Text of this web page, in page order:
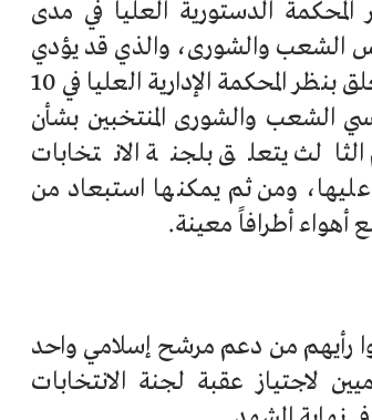
الدستورية العليا في مدى
الشعب والشورى، والذي قد يؤدي
لحل المجلسين، واللغم الثاني هو المتعلق بنظر المحكمة الإدارية العليا في 10
الشعب والشورى المنتخبين بشأن
يتعلق بلجنة الانتخابات
عليها، ومن ثم يمكنها استبعاد من
أهواء أطرافاً معينة.
رأيهم من دعم مرشح إسلامي واحد
لاجتياز عقبة لجنة الانتخابات